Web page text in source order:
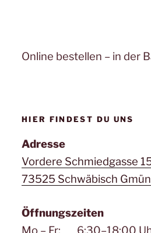
Online bestellen – in der
HIER FINDEST DU UNS
Adresse
Vordere Schmiedgasse
73525 Schwäbisch
Öffnungszeiten
Mo – Fr: 6:30–18:00